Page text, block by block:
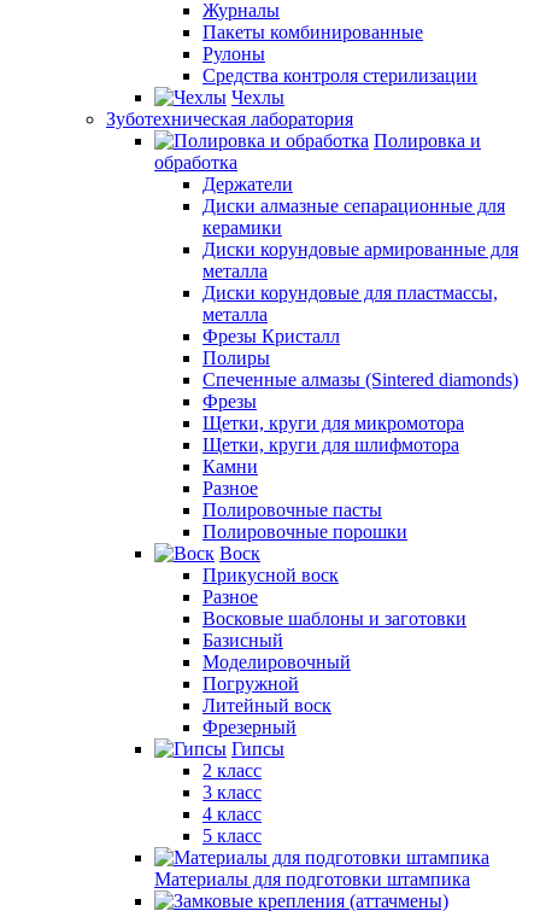
Журналы
Пакеты комбинированные
Рулоны
Средства контроля стерилизации
Чехлы
Зуботехническая лаборатория
Полировка и
обработка
Держатели
Диски алмазные сепарационные для
керамики
Диски корундовые армированные для
металла
Диски корундовые для пластмассы,
металла
Фрезы Кристалл
Полиры
Спеченные алмазы (Sintered diamonds)
Фрезы
Щетки, круги для микромотора
Щетки, круги для шлифмотора
Камни
Разное
Полировочные пасты
Полировочные порошки
Воск
Прикусной воск
Разное
Восковые шаблоны и заготовки
Базисный
Моделировочный
Погружной
Литейный воск
Фрезерный
Гипсы
2 класс
3 класс
4 класс
5 класс
Материалы для подготовки штампика